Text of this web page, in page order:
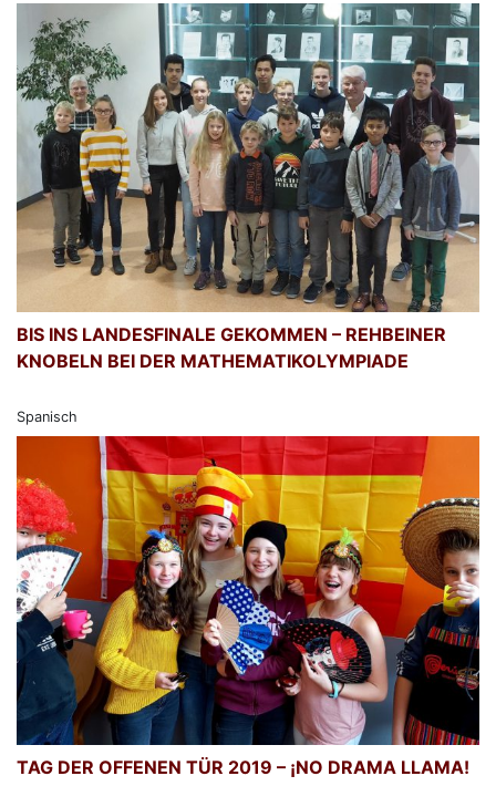
BIS INS LANDESFINALE GEKOMMEN – REHBEINER
KNOBELN BEI DER MATHEMATIKOLYMPIADE
Spanisch
TAG DER OFFENEN TÜR 2019 – ¡NO DRAMA LLAMA!